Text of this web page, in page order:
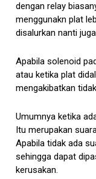
dengan relay
menggunakn plat
disalurkan nanti
Apabila solenoid
atau ketika plat
mengakibatkan
Umumnya ketika
Itu merupakan
Apabila tidak ada
sehingga dapat
kerusakan.